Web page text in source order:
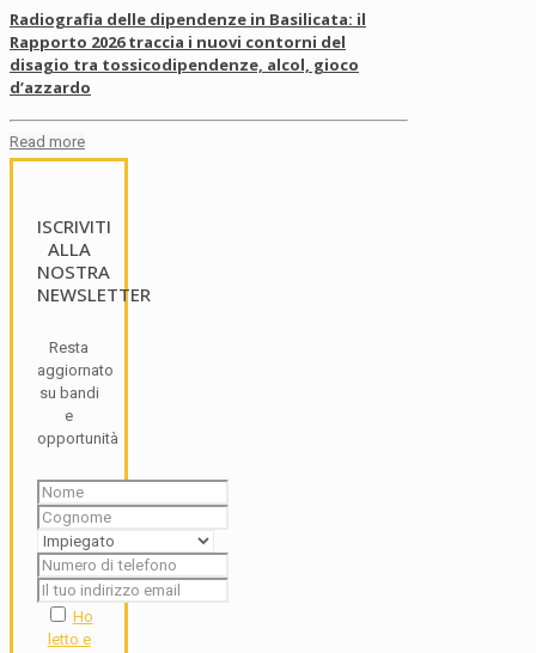
Radiografia delle dipendenze in Basilicata: il
Rapporto 2026 traccia i nuovi contorni del
disagio tra tossicodipendenze, alcol, gioco
d’azzardo
Read more
ISCRIVITI
ALLA
NOSTRA
NEWSLETTER
Resta
aggiornato
su bandi
e
opportunità
Ho
letto e